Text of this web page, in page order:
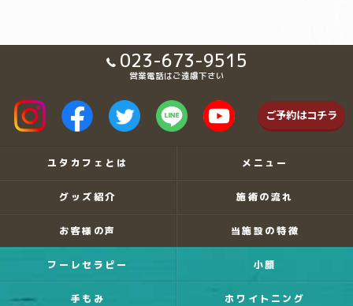
023-673-9515
営業電話はご遠慮下さい
ご予約はコチラ
ユタカフェとは メニュー
グッズ紹介 施術の流れ
お客様の声 当施設の特徴
フーレセラピー 小顔
手もみ ホワイトニング